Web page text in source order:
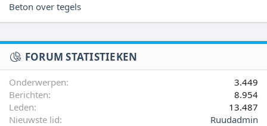
Beton over tegels
FORUM STATISTIEKEN
Onderwerpen
3.449
Berichten
8.954
Leden
13.487
Nieuwste lid
Ruudadmin